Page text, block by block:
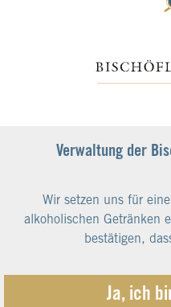
Geschenkkarton natur inkl.
3er Präsent mit Weinen
Geschmacksrichtungen von
Verwaltung der
Wir setzen uns für
alkoholischen Getränken
bestätigen,
Ja, ich